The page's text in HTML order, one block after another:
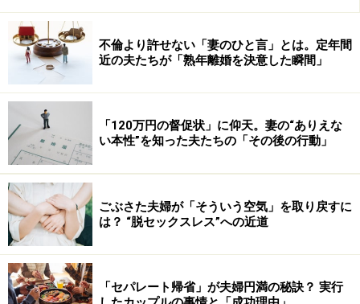
から修復できないような深い亀裂が入る場合もありま
す。
鉄板地雷その３「収入や仕事」
男性にとって仕事や年収は男としての価値とイコールな
ところですから、「稼ぎが悪い」などは、聞き捨てなら
ない言葉です。一方、女性にとっても「ろくな料理もで
きない」などは毎日の自分の仕事（家事や育児）の否定
につながる発言で、許しがたい言葉でしょう。
夫婦喧嘩のNG行為2：別の話題をつなげ
る、蒸し返す
不倫より許せない「妻のひと言」とは。定年間
近の夫たちが「熟年離婚を決意した瞬間」
「120万円の督促状」に仰天。妻の“ありえな
い本性”を知った夫たちの「その後の行動」
ごぶさた夫婦が「そういう空気」を取り戻すに
は？ “脱セックスレス”への近道
「セパレート帰省」が夫婦円満の秘訣？ 実行